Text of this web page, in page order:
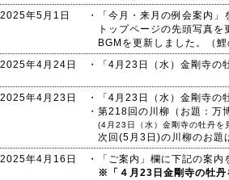
2025年5月1日
・「今月・来月の例会案内
トップページの先頭写真を
BGMを更新しました。（鯉
2025年4月24日
・「4月23日（水）金剛寺の
2025年4月23日
・「4月23日（水）金剛寺の
・第218回の川柳（お題：
(4月23日（水）金剛寺の牡丹を
次回(5月3日)の川柳のお題
2025年4月16日
・「ご案内」欄に下記の案内
※「４月23日金剛寺の牡丹